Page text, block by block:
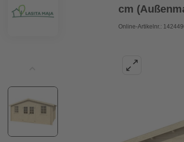
cm
Online-Artikelnr.: